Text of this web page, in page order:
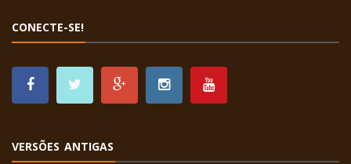
CONECTE-SE!
VERSÕES ANTIGAS